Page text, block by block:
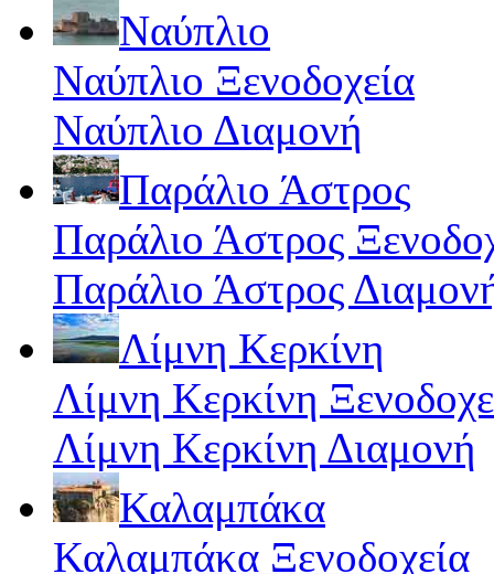
Ναύπλιο
Ναύπλιο Ξενοδοχεία
Ναύπλιο Διαμονή
Παράλιο Άστρος
Παράλιο Άστρος
Παράλιο Άστρος
Λίμνη Κερκίνη
Λίμνη Κερκίνη
Λίμνη Κερκίνη Διαμονή
Καλαμπάκα
Καλαμπάκα Ξενοδοχεία